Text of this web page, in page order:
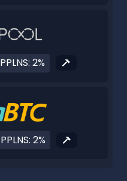
PPLNS: 2%
PPLNS: 2%